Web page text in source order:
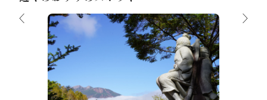
野麦峠お助け小屋